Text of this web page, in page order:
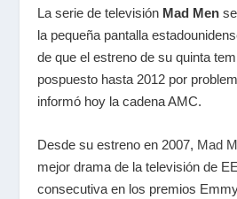
La serie de televisión Mad Men
la pequeña pantalla
de que el estreno de su quinta
pospuesto hasta 2012 por
informó hoy la cadena AMC.
Desde su estreno en 2007, Mad
mejor drama de la televisión de
consecutiva en los premios